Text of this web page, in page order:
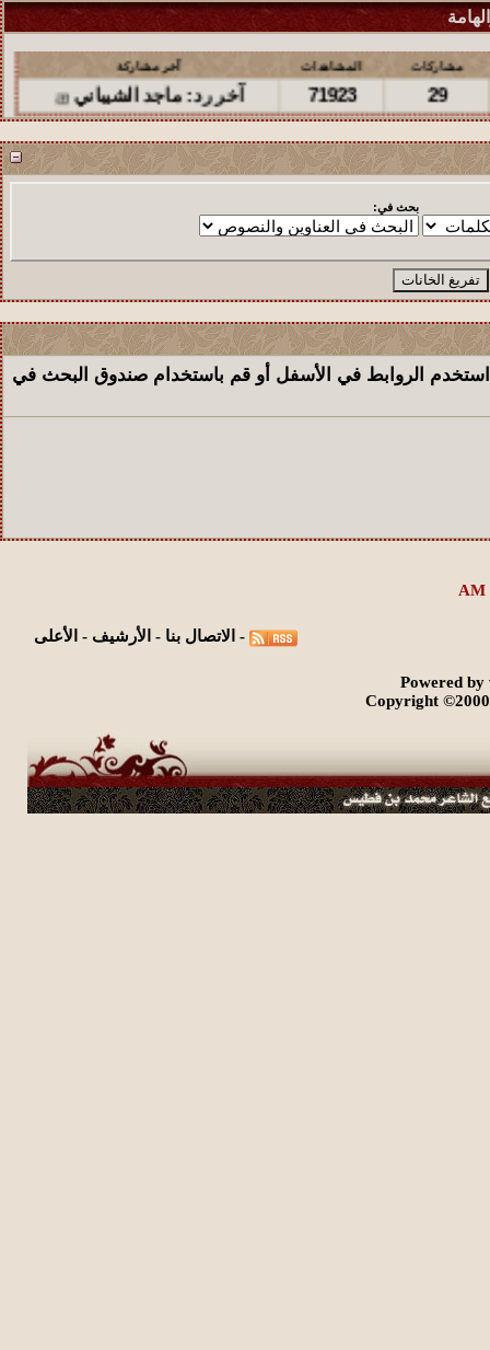
مشاركات المشاهدات آخر مشاركة
29
71923 آخر رد:ماجد الشيباني
مشاركات المشاهدات آخر مشاركة
48
95277 آخر رد:ماجد الشيباني
مشاركات المشاهدات
25
88557 آخر رد:empils
18
33884 آخر رد: دلال المساعد
28
26393 آخر رد:ريف الصبا
بحث في:
استخدم الروابط في الأسفل أو قم باستخدام صندوق البحث في
- الاتصال بنا - الأرشيف - الأعلى
Powered
Copyright